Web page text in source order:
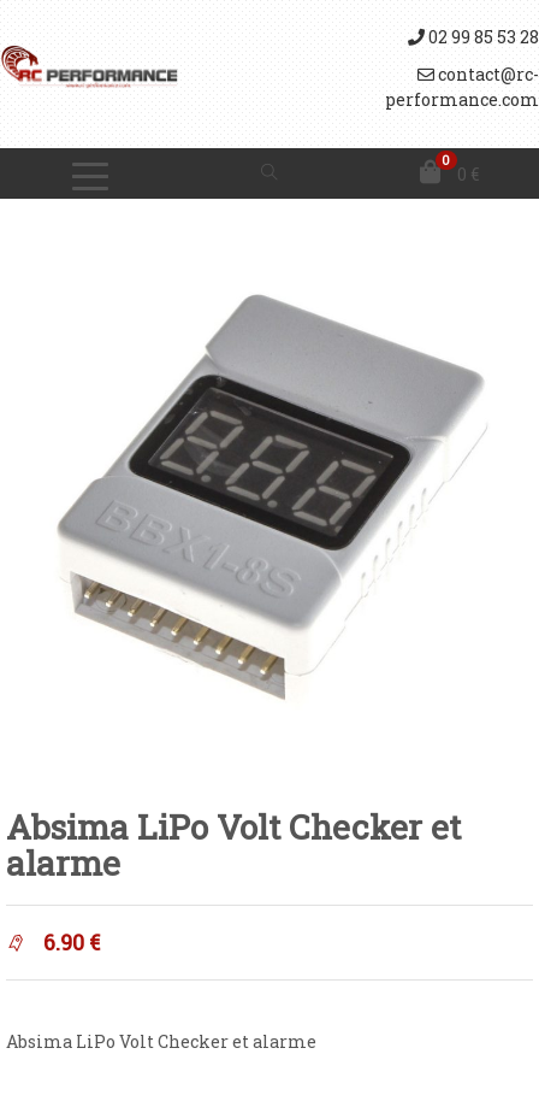
02 99 85 53 28
contact@rc-
performance.com
0
0 €
Absima LiPo Volt Checker et
alarme
6.90 €
Absima LiPo Volt Checker et alarme